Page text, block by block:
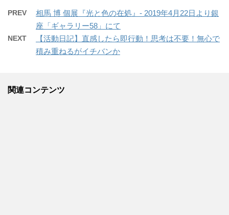
PREV
相馬 博 個展『光と色の在処』- 2019年4月22日より銀
座「ギャラリー58」にて
NEXT
【活動日記】直感したら即行動！思考は不要！無心で
積み重ねるがイチバンか
関連コンテンツ